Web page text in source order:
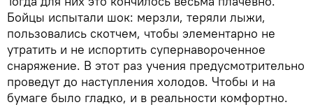
Бойцы испытали шок: мерзли, теряли лыжи,
пользовались скотчем, чтобы элементарно не
утратить и не испортить супернавороченное
снаряжение. В этот раз учения предусмотрительно
проведут до наступления холодов. Чтобы и на
бумаге было гладко, и в реальности комфортно.